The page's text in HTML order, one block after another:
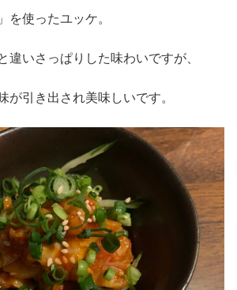
を使ったユッケ。
違いさっぱりした味わいですが、
が引き出され美味しいです。